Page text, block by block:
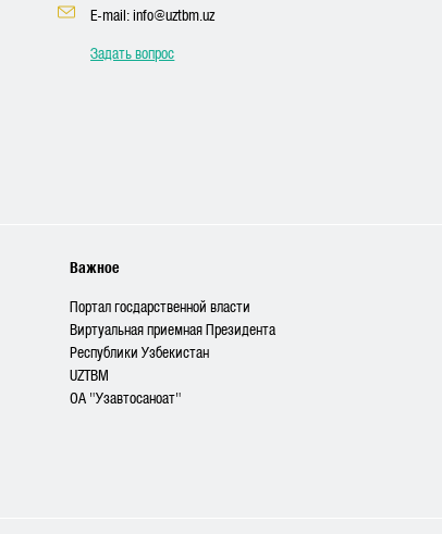
E-mail: info@uztbm.uz
Задать вопрос
Важное
Портал госдарственной власти
Виртуальная приемная Президента
Республики Узбекистан
UZTBM
ОА "Узавтосаноат"